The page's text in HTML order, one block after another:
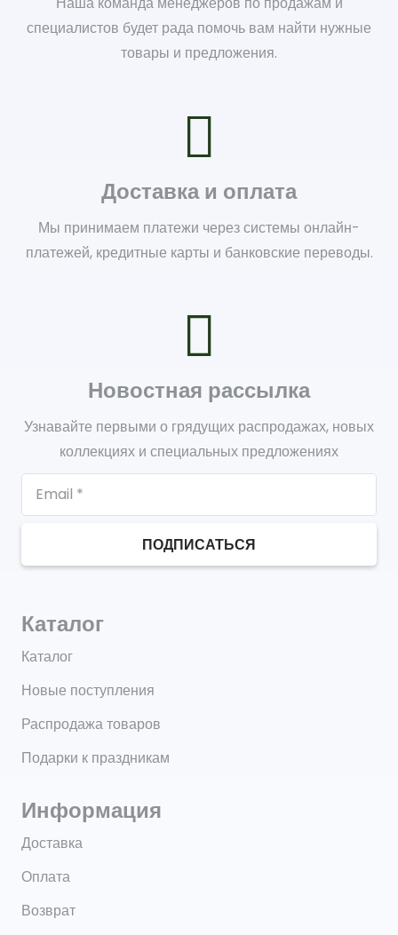
специалистов будет рада помочь вам найти нужные
товары и предложения.
Доставка и оплата
Мы принимаем платежи через системы онлайн-
платежей, кредитные карты и банковские переводы.
Новостная рассылка
Узнавайте первыми о грядущих распродажах, новых
коллекциях и специальных предложениях
ПОДПИСАТЬСЯ
Каталог
Каталог
Новые поступления
Распродажа товаров
Подарки к праздникам
Информация
Доставка
Оплата
Возврат